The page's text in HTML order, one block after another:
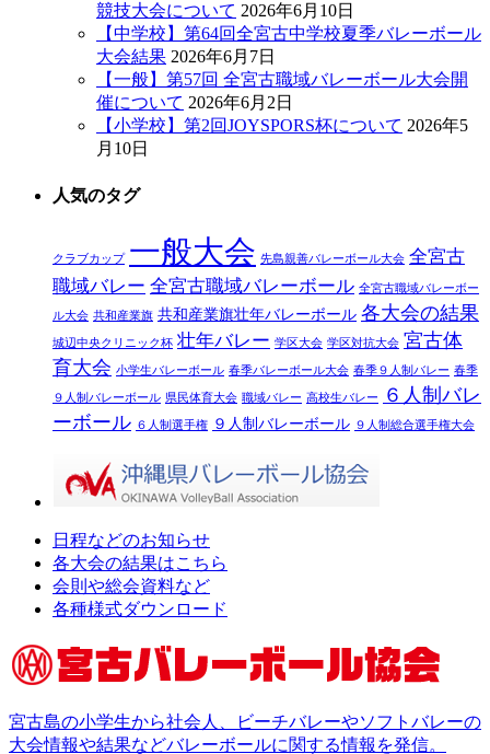
競技大会について 2026年6月10日
【中学校】第64回全宮古中学校夏季バレーボール
大会結果 2026年6月7日
【一般】第57回 全宮古職域バレーボール大会開
催について 2026年6月2日
【小学校】第2回JOYSPORS杯について 2026年5
月10日
人気のタグ
クラブカップ 一般大会 先島親善バレーボール大会 全宮古
職域バレー 全宮古職域バレーボール 全宮古職域バレーボー
ル大会 共和産業旗 共和産業旗壮年バレーボール 各大会の結果
城辺中央クリニック杯 壮年バレー 学区大会 学区対抗大会 宮古体
育大会 小学生バレーボール 春季バレーボール大会 春季９人制バレー 春季
９人制バレーボール 県民体育大会 職域バレー 高校生バレー
６人制バレ
ーボール ６人制選手権 ９人制バレーボール ９人制総合選手権大会
日程などのお知らせ
各大会の結果はこちら
会則や総会資料など
各種様式ダウンロード
宮古島の小学生から社会人、ビーチバレーやソフトバレーの
大会情報や結果などバレーボールに関する情報を発信。